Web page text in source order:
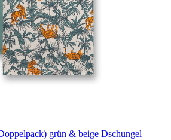
grün & beige Dschungel